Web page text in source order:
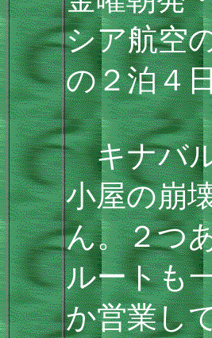
シア航空
の２泊４
キナバル
小屋の崩
ん。２つ
ルートも
か営業し